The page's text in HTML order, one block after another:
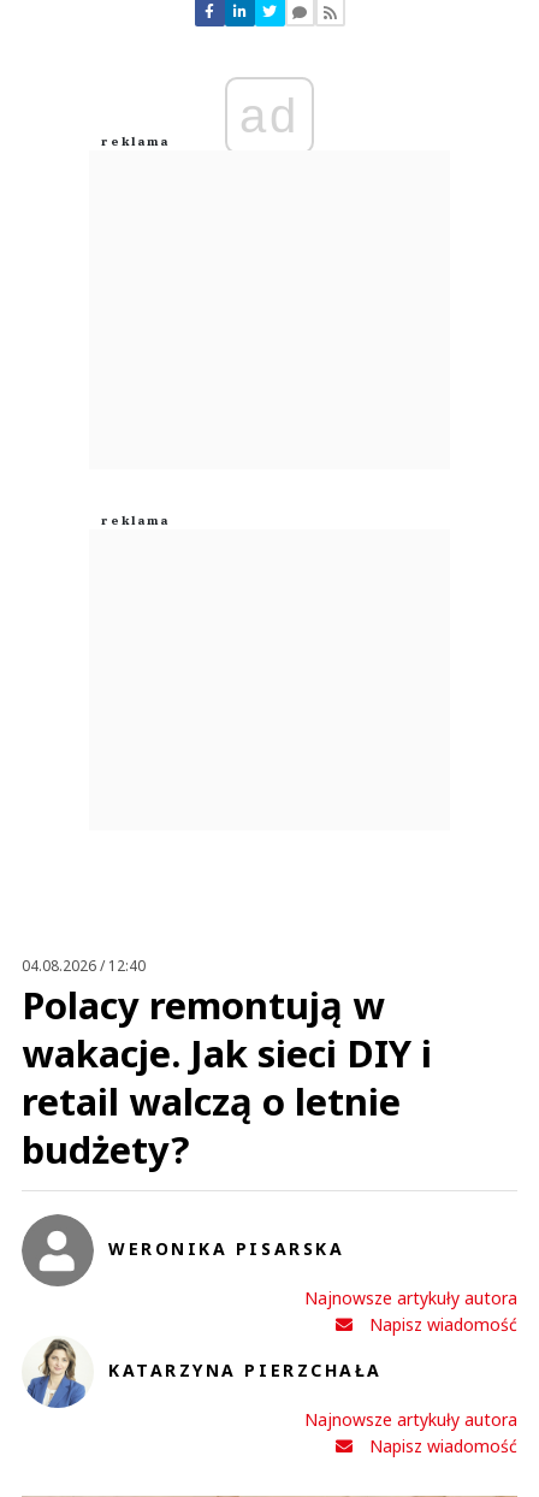
Nie znaleziono komentarzy
Zostaw swoje komentarze
Anuluj
ad
04.08.2026 / 12:40
Polacy remontują w
wakacje. Jak sieci DIY i
retail walczą o letnie
budżety?
WERONIKA PISARSKA
Najnowsze artykuły autora
Napisz wiadomość
KATARZYNA PIERZCHAŁA
Najnowsze artykuły autora
Napisz wiadomość